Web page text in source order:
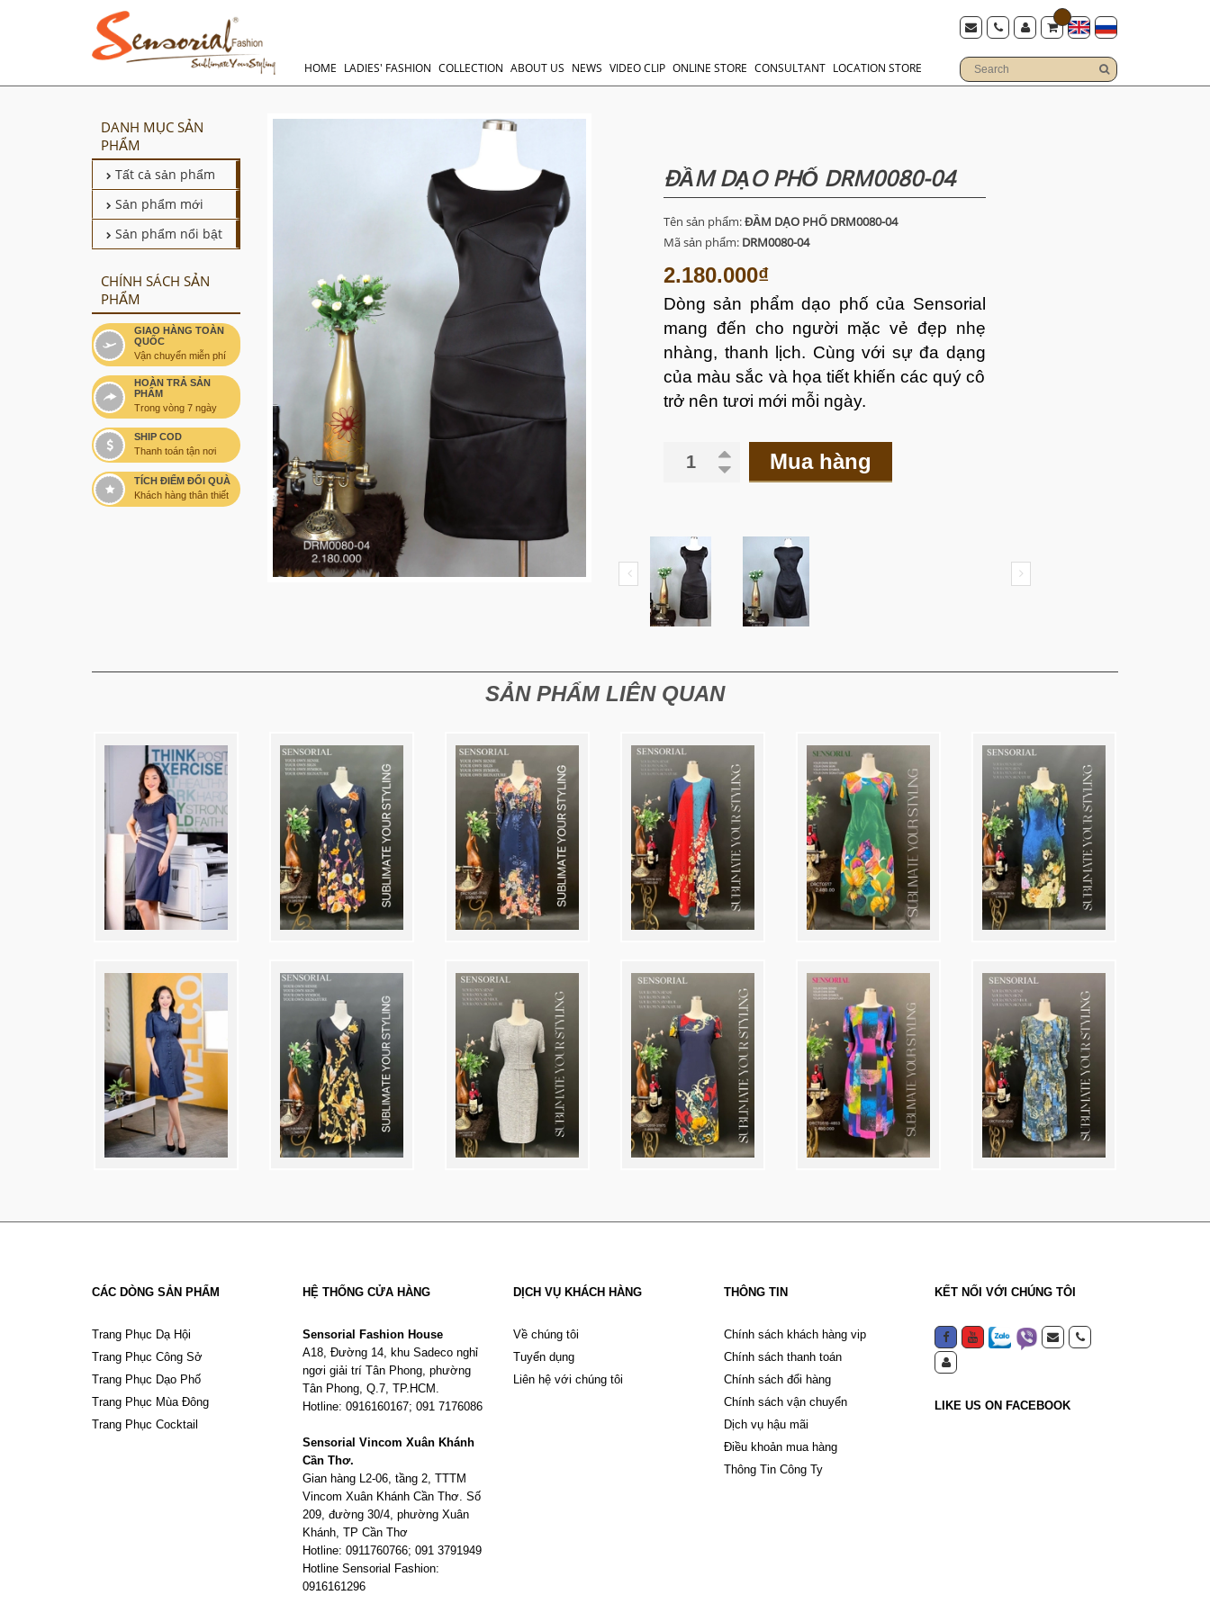
HOME LADIES' FASHION COLLECTION ABOUT US NEWS VIDEO CLIP ONLINE STORE CONSULTANT LOCATION STORE
DANH MỤC SẢN
PHẨM
Tất cả sản phẩm
Sản phẩm mới
Sản phẩm nổi bật
CHÍNH SÁCH SẢN
PHẨM
GIAO HÀNG TOÀN
QUỐC
Vận chuyển miễn phí
HOÀN TRẢ SẢN
PHẨM
Trong vòng 7 ngày
SHIP COD
Thanh toán tận nơi
TÍCH ĐIỂM ĐỔI QUÀ
Khách hàng thân thiết
ĐẦM DẠO PHỐ DRM0080-04
Tên sản phẩm:ĐẦM DẠO PHỐ DRM0080-04
Mã sản phẩm: DRM0080-04
2.180.000₫
Dòng sản phẩm dạo phố của Sensorial
mang đến cho người mặc vẻ đẹp nhẹ
nhàng, thanh lịch. Cùng với sự đa dạng
của màu sắc và họa tiết khiến các quý cô
trở nên tươi mới mỗi ngày.
Mua hàng
SẢN PHẨM LIÊN QUAN
CÁC DÒNG SẢN PHẨM
Trang Phục Dạ Hội
Trang Phục Công Sở
Trang Phục Dạo Phố
Trang Phục Mùa Đông
Trang Phục Cocktail
HỆ THỐNG CỬA HÀNG
Sensorial Fashion House
A18, Đường 14, khu Sadeco nghỉ
ngơi giải trí Tân Phong, phường
Tân Phong, Q.7, TP.HCM.
Hotline: 0916160167; 091 7176086
Sensorial Vincom Xuân Khánh
Cần Thơ.
Gian hàng L2-06, tầng 2, TTTM
Vincom Xuân Khánh Cần Thơ. Số
209, đường 30/4, phường Xuân
Khánh, TP Cần Thơ
Hotline: 0911760766; 091 3791949
Hotline Sensorial Fashion:
0916161296
DỊCH VỤ KHÁCH HÀNG
Về chúng tôi
Tuyển dụng
Liên hệ với chúng tôi
THÔNG TIN
Chính sách khách hàng vip
Chính sách thanh toán
Chính sách đổi hàng
Chính sách vận chuyển
Dịch vụ hậu mãi
Điều khoản mua hàng
Thông Tin Công Ty
KẾT NỐI VỚI CHÚNG TÔI
LIKE US ON FACEBOOK